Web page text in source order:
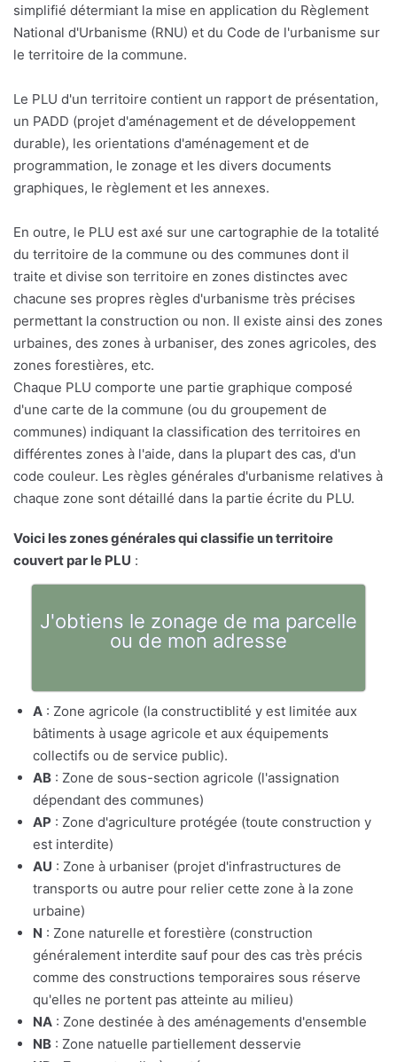
simplifié détermiant la mise en application du Règlement
National d'Urbanisme (RNU) et du Code de l'urbanisme sur
le territoire de la commune.
Le PLU d'un territoire contient un rapport de présentation,
un PADD (projet d'aménagement et de développement
durable), les orientations d'aménagement et de
programmation, le zonage et les divers documents
graphiques, le règlement et les annexes.
En outre, le PLU est axé sur une cartographie de la totalité
du territoire de la commune ou des communes dont il
traite et divise son territoire en zones distinctes avec
chacune ses propres règles d'urbanisme très précises
permettant la construction ou non. Il existe ainsi des zones
urbaines, des zones à urbaniser, des zones agricoles, des
zones forestières, etc.
Chaque PLU comporte une partie graphique composé
d'une carte de la commune (ou du groupement de
communes) indiquant la classification des territoires en
différentes zones à l'aide, dans la plupart des cas, d'un
code couleur. Les règles générales d'urbanisme relatives à
chaque zone sont détaillé dans la partie écrite du PLU.
Voici les zones générales qui classifie un territoire
couvert par le PLU :
J'obtiens le zonage de ma parcelle
ou de mon adresse
A : Zone agricole (la constructiblité y est limitée aux
bâtiments à usage agricole et aux équipements
collectifs ou de service public).
AB : Zone de sous-section agricole (l'assignation
dépendant des communes)
AP : Zone d'agriculture protégée (toute construction y
est interdite)
AU : Zone à urbaniser (projet d'infrastructures de
transports ou autre pour relier cette zone à la zone
urbaine)
N : Zone naturelle et forestière (construction
généralement interdite sauf pour des cas très précis
comme des constructions temporaires sous réserve
qu'elles ne portent pas atteinte au milieu)
NA : Zone destinée à des aménagements d'ensemble
NB : Zone natuelle partiellement desservie